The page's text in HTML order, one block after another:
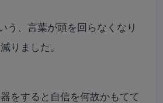
う、言葉が頭を回らなくなり
りました。
をすると自信を何故かもてて